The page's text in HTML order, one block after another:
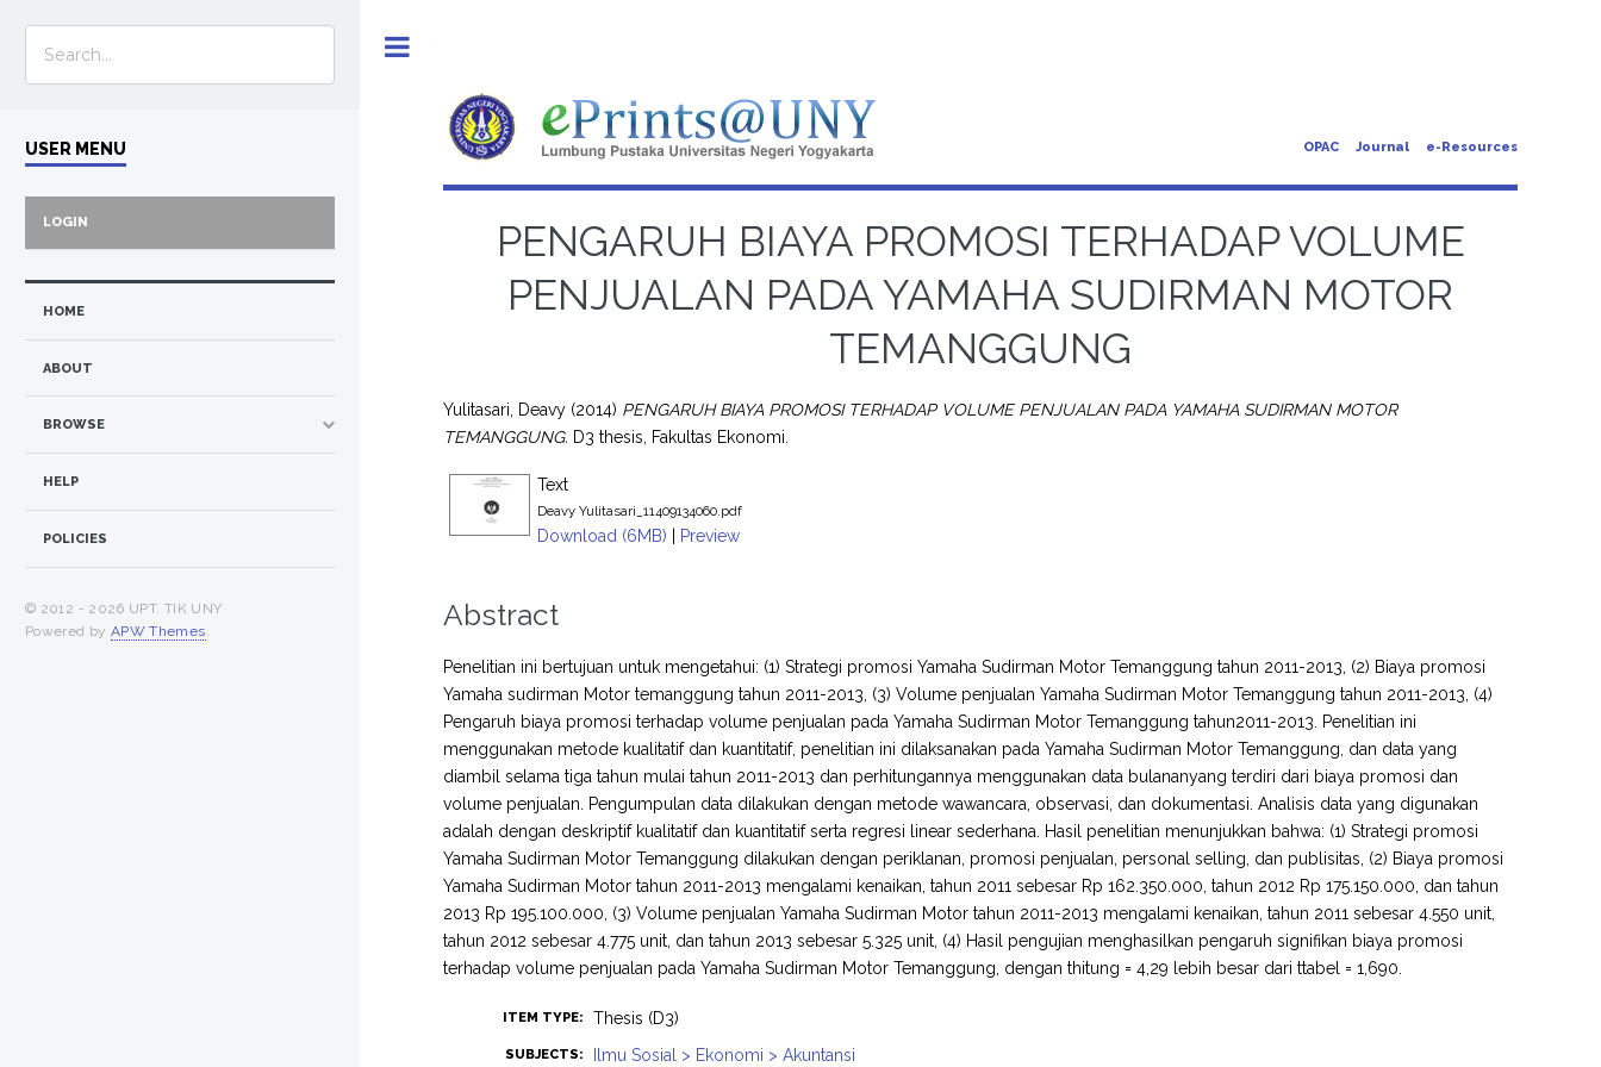
OPAC Journal e-Resources
PENGARUH BIAYA PROMOSI TERHADAP VOLUME
PENJUALAN PADA YAMAHA SUDIRMAN MOTOR
TEMANGGUNG
Yulitasari, Deavy (2014) PENGARUH BIAYA PROMOSI TERHADAP VOLUME PENJUALAN PADA YAMAHA SUDIRMAN MOTOR
TEMANGGUNG. D3 thesis, Fakultas Ekonomi.
Text
Deavy Yulitasari_11409134060.pdf
Download (6MB) | Preview
Abstract
Penelitian ini bertujuan untuk mengetahui: (1) Strategi promosi Yamaha Sudirman Motor Temanggung tahun 2011-2013, (2) Biaya promosi
Yamaha sudirman Motor temanggung tahun 2011-2013, (3) Volume penjualan Yamaha Sudirman Motor Temanggung tahun 2011-2013, (4)
Pengaruh biaya promosi terhadap volume penjualan pada Yamaha Sudirman Motor Temanggung tahun2011-2013. Penelitian ini
menggunakan metode kualitatif dan kuantitatif, penelitian ini dilaksanakan pada Yamaha Sudirman Motor Temanggung, dan data yang
diambil selama tiga tahun mulai tahun 2011-2013 dan perhitungannya menggunakan data bulananyang terdiri dari biaya promosi dan
volume penjualan. Pengumpulan data dilakukan dengan metode wawancara, observasi, dan dokumentasi. Analisis data yang digunakan
adalah dengan deskriptif kualitatif dan kuantitatif serta regresi linear sederhana. Hasil penelitian menunjukkan bahwa: (1) Strategi promosi
Yamaha Sudirman Motor Temanggung dilakukan dengan periklanan, promosi penjualan, personal selling, dan publisitas, (2) Biaya promosi
Yamaha Sudirman Motor tahun 2011-2013 mengalami kenaikan, tahun 2011 sebesar Rp 162.350.000, tahun 2012 Rp 175.150.000, dan tahun
2013 Rp 195.100.000, (3) Volume penjualan Yamaha Sudirman Motor tahun 2011-2013 mengalami kenaikan, tahun 2011 sebesar 4.550 unit,
tahun 2012 sebesar 4.775 unit, dan tahun 2013 sebesar 5.325 unit, (4) Hasil pengujian menghasilkan pengaruh signifikan biaya promosi
terhadap volume penjualan pada Yamaha Sudirman Motor Temanggung, dengan thitung = 4,29 lebih besar dari ttabel = 1,690.
ITEM TYPE: Thesis (D3)
SUBJECTS: Ilmu Sosial > Ekonomi > Akuntansi
USER MENU
LOGIN
HOME
ABOUT
BROWSE
HELP
POLICIES
© 2012 - 2026 UPT. TIK UNY
Powered by APW Themes